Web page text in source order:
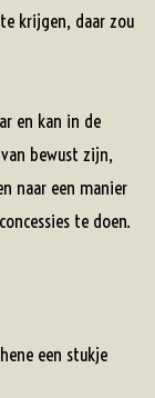
krijgen, daar zou
en kan in de
bewust zijn,
naar een manier
te doen.
een stukje